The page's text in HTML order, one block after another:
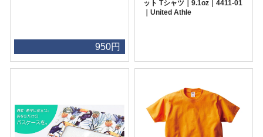
950円
ット Tシャツ｜9.1oz｜4411-01
｜United Athle